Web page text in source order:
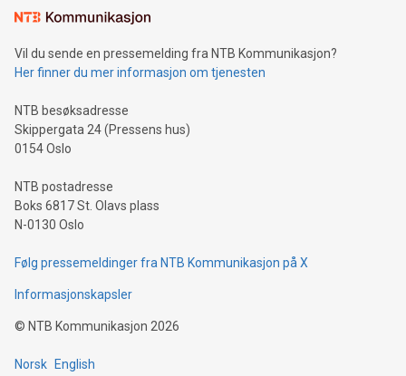
Vil du sende en pressemelding fra NTB Kommunikasjon?
Her finner du mer informasjon om tjenesten
NTB besøksadresse
Skippergata 24 (Pressens hus)
0154 Oslo
NTB postadresse
Boks 6817 St. Olavs plass
N-0130 Oslo
Følg pressemeldinger fra NTB Kommunikasjon på X
Informasjonskapsler
© NTB Kommunikasjon 2026
Norsk English